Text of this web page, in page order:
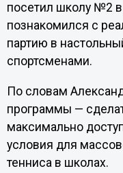
посетил школу №2 в
познакомился с
партию в
спортсменами.
По словам
программы —
максимально
условия для
тенниса в школах.